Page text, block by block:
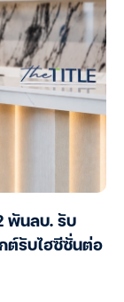
พันลบ. รับ
ต์รับไฮซีซั่นต่อ